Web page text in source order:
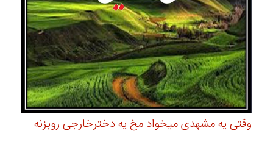
وقتی یه مشهدی میخواد مخ یه دخترخارجی روبزنه